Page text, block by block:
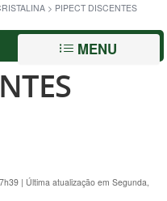
> PIPECT DISCENTES
MENU
| Última atualização em Segunda,